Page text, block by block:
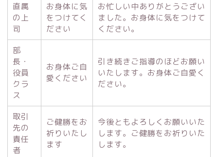
直属
の上
司
お身体に気
をつけてく
ださい
お忙しい中ありがとうござい
ました。お身体に気をつけて
ください。
部
長・
役員
クラ
ス
お身体ご自
愛ください
引き続きご指導のほどお願い
いたします。お身体ご自愛く
ださい。
取引
先の
責任
者
ご健勝をお
祈りいたし
ます
今後ともよろしくお願いいた
します。ご健勝をお祈りいた
します。